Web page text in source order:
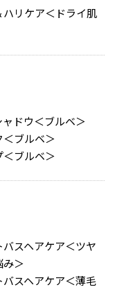
ハリケア＜ドライ肌
ャドウ＜ブルベ＞
＜ブルベ＞
＜ブルベ＞
バスヘアケア＜ツヤ
み＞
バスヘアケア＜薄毛